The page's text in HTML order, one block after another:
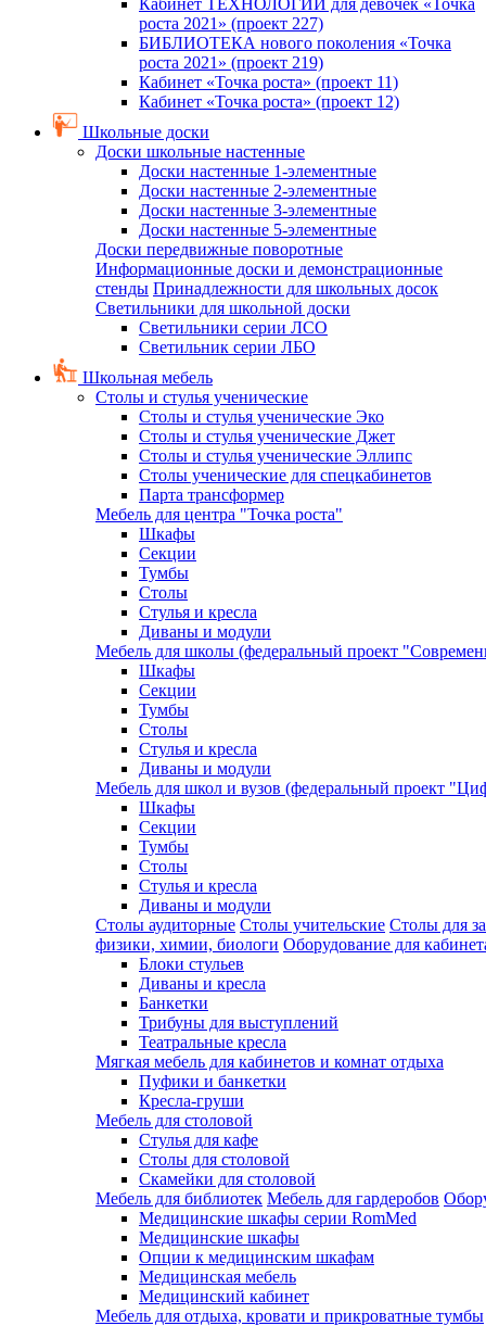
Кабинет ТЕХНОЛОГИИ для девочек «Точка
роста 2021» (проект 227)
БИБЛИОТЕКА нового поколения «Точка
роста 2021» (проект 219)
Кабинет «Точка роста» (проект 11)
Кабинет «Точка роста» (проект 12)
Школьные доски
Доски школьные настенные
Доски настенные 1-элементные
Доски настенные 2-элементные
Доски настенные 3-элементные
Доски настенные 5-элементные
Доски передвижные поворотные
Информационные доски и демонстрационные
стенды Принадлежности для школьных досок
Светильники для школьной доски
Светильники серии ЛСО
Светильник серии ЛБО
Школьная мебель
Столы и стулья ученические
Столы и стулья ученические Эко
Столы и стулья ученические Джет
Столы и стулья ученические Эллипс
Столы ученические для спецкабинетов
Парта трансформер
Мебель для центра "Точка роста"
Шкафы
Секции
Тумбы
Столы
Стулья и кресла
Диваны и модули
Мебель для школы (федеральный проект
Шкафы
Секции
Тумбы
Столы
Стулья и кресла
Диваны и модули
Мебель для школ и вузов (федеральный проект
Шкафы
Секции
Тумбы
Столы
Стулья и кресла
Диваны и модули
Столы аудиторные Столы учительские Столы для
физики, химии, биологи Оборудование для
Блоки стульев
Диваны и кресла
Банкетки
Трибуны для выступлений
Театральные кресла
Мягкая мебель для кабинетов и комнат отдыха
Пуфики и банкетки
Кресла-груши
Мебель для столовой
Cтулья для кафе
Cтолы для столовой
Скамейки для столовой
Мебель для библиотек Мебель для гардеробов
Медицинские шкафы серии RomMed
Медицинские шкафы
Опции к медицинским шкафам
Медицинская мебель
Медицинский кабинет
Мебель для отдыха, кровати и прикроватные тумбы